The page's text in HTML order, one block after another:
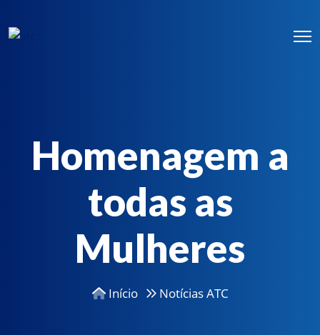
Homenagem a
todas as
Mulheres
Início Notícias ATC